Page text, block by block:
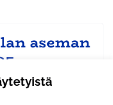
aseman
läheisyydessä
Jokelan joulu 24.11…